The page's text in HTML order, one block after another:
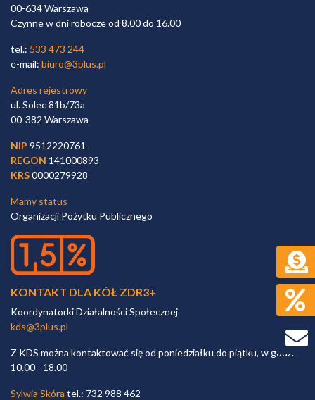
00-634 Warszawa
Czynne w dni robocze od 8.00 do 16.00
tel.: 533 473 244
e-mail: biuro@3plus.pl
Adres rejestrowy
ul. Solec 81b/73a
00-382 Warszawa
NIP 9512220761
REGON 141000893
KRS0000279928
Mamy status
Organizacji Pożytku Publicznego
KONTAKT DLA KÓŁ ZDR3+
Koordynatorki Działalności Społecznej
kds@3plus.pl
Z KDS można kontaktować się od poniedziałku do piątku, w godz.
10.00 - 18.00
Sylwia Skóra tel.: 732 988 462